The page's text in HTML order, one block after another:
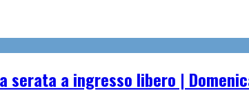
a ingresso libero |